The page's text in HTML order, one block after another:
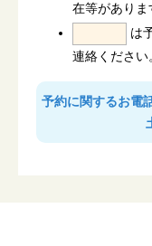
在等がありま
は
連絡ください
予約に関するお電